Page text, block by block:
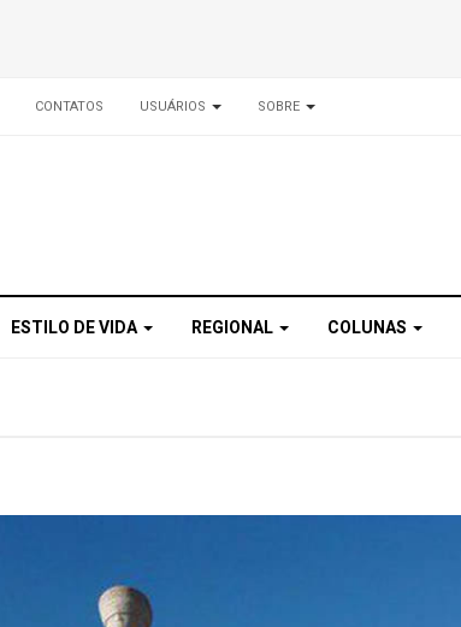
CONTATOS USUÁRIOS SOBRE
ESTILO DE VIDA REGIONAL COLUNAS